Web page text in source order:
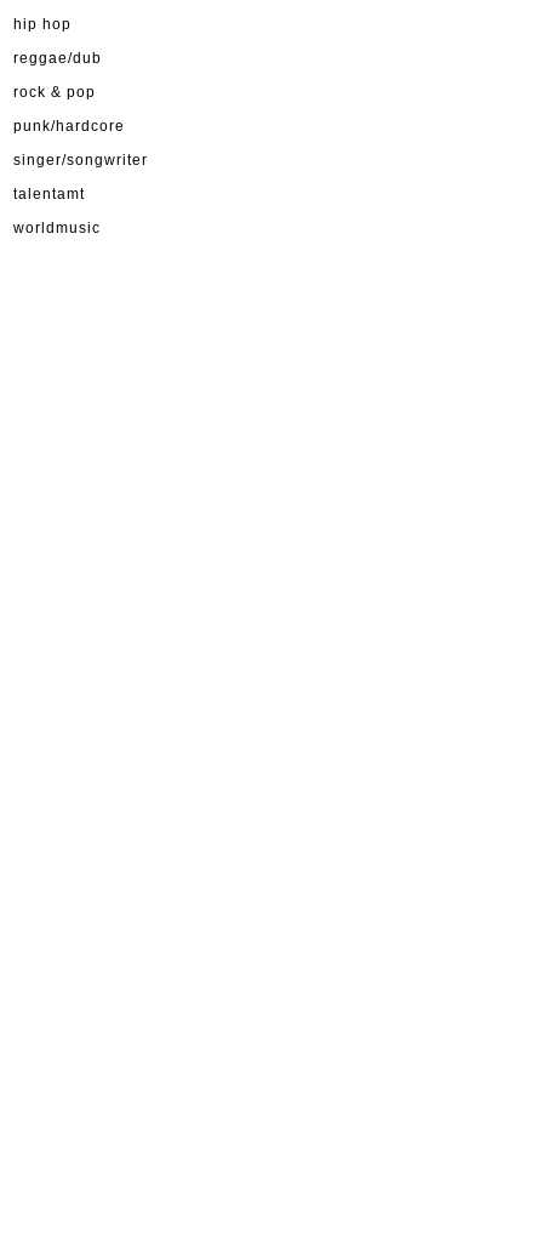
hip hop
reggae/dub
rock & pop
punk/hardcore
singer/songwriter
talentamt
worldmusic